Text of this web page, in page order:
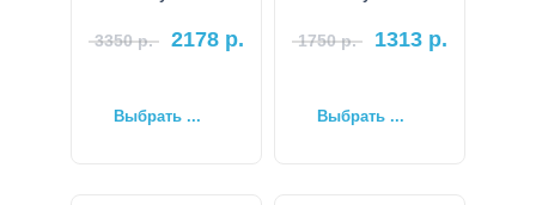
3350р. 2178 р.
Выбрать ...
1750р. 1313 р.
Выбрать ...